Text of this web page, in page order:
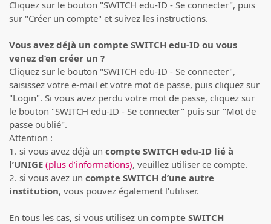
Cliquez sur le bouton "SWITCH edu-ID - Se connecter", puis
sur "Créer un compte" et suivez les instructions.
Vous avez déjà un compte SWITCH edu-ID ou vous
venez d’en créer un ?
Cliquez sur le bouton "SWITCH edu-ID - Se connecter",
saisissez votre e-mail et votre mot de passe, puis cliquez sur
"Login". Si vous avez perdu votre mot de passe, cliquez sur
le bouton "SWITCH edu-ID - Se connecter" puis sur "Mot de
passe oublié".
Attention :
1. si vous avez déjà un compte SWITCH edu-ID lié à
l’UNIGE (plus d’informations), veuillez utiliser ce compte.
2. si vous avez un compte SWITCH d’une autre
institution, vous pouvez également l’utiliser.
En tous les cas, si vous utilisez un compte SWITCH